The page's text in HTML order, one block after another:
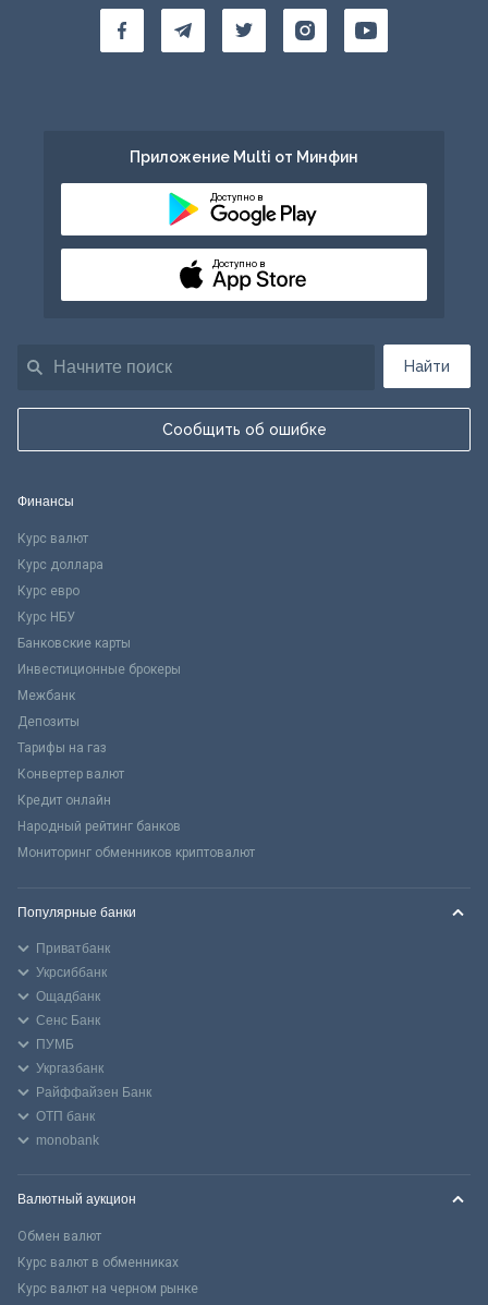
Найти
Сообщить об ошибке
Приложение Multi от Минфин
Доступно в
Доступно в
Финансы
Курс валют
Курс доллара
Курс евро
Курс НБУ
Банковские карты
Инвестиционные брокеры
Межбанк
Депозиты
Тарифы на газ
Конвертер валют
Кредит онлайн
Народный рейтинг банков
Мониторинг обменников криптовалют
Популярные банки
Приватбанк
Укрсиббанк
Ощадбанк
Сенс Банк
ПУМБ
Укргазбанк
Райффайзен Банк
ОТП банк
monobank
Валютный аукцион
Обмен валют
Курс валют в обменниках
Курс валют на черном рынке